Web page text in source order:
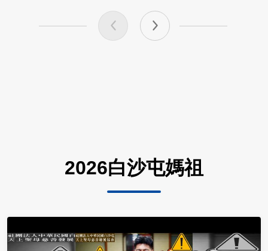
2026白沙屯媽祖